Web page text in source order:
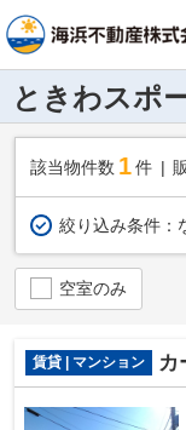
ときわスポ
該当物件数 1件
絞り込み条件：
空室のみ
賃貸 | マンション カ